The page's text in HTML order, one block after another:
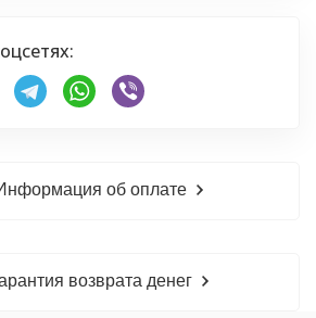
об оплате
возврата денег